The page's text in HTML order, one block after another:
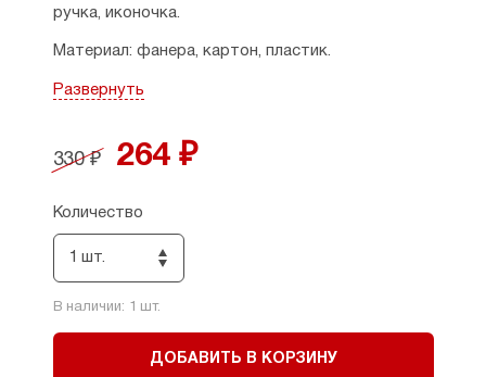
ручка, иконочка.
Материал: фанера, картон, пластик.
Размер набора: 21,5 х 15 см.
Развернуть
330 ₽ 264 ₽
Количество
1 шт.
В наличии: 1 шт.
ДОБАВИТЬ В КОРЗИНУ